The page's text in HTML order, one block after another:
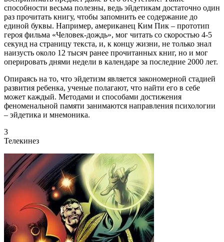
способности весьма полезны, ведь эйдетикам достаточно один
раз прочитать книгу, чтобы запомнить ее содержание до
единой буквы. Например, американец Ким Пик – прототип
героя фильма «Человек-дождь», мог читать со скоростью 4-5
секунд на страницу текста, и, к концу жизни, не только знал
наизусть около 12 тысяч ранее прочитанных книг, но и мог
оперировать днями недели в календаре за последние 2000 лет.
Опираясь на то, что эйдетизм является закономерной стадией
развития ребенка, ученые полагают, что найти его в себе
может каждый. Методами и способами достижения
феноменальной памяти занимаются направления психологии
– эйдетика и мнемоника.
3
Телекинез